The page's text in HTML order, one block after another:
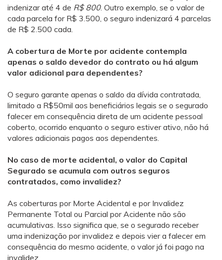
indenizar até 4 de R$ 800. Outro exemplo, se o valor de
cada parcela for R$ 3.500, o seguro indenizará 4 parcelas
de R$ 2.500 cada.
A cobertura de Morte por acidente contempla
apenas o saldo devedor do contrato ou há algum
valor adicional para dependentes?
O seguro garante apenas o saldo da dívida contratada,
limitado a R$50mil aos beneficiários legais se o segurado
falecer em consequência direta de um acidente pessoal
coberto, ocorrido enquanto o seguro estiver ativo, não há
valores adicionais pagos aos dependentes.
No caso de morte acidental, o valor do Capital
Segurado se acumula com outros seguros
contratados, como invalidez?
As coberturas por Morte Acidental e por Invalidez
Permanente Total ou Parcial por Acidente não são
acumulativas. Isso significa que, se o segurado receber
uma indenização por invalidez e depois vier a falecer em
consequência do mesmo acidente, o valor já foi pago na
invalidez.